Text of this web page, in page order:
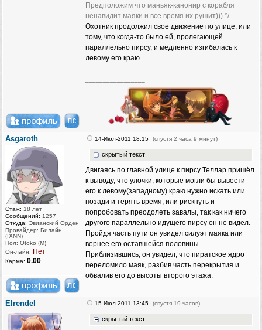
Предположим что маньяк-канонир с корабля
ненавидит маяки и все время их рушит))) */
Охотник продолжил свое движение по улице, или
тому, что когда-то было ей, пролегающей
параллельно пирсу, и медленно изгибалась к
левому его краю.
Asgaroth
Стаж: 18 лет
Сообщений: 1257
Откуда: Эвианский Орден
Провайдер: Билайн
(IXNN)
Пол: Otoko (M)
Он-лайн: Нет
Карма: 0.00
14-Июл-2011 18:15 (спустя 2 часа 9 минут)
скрытый текст
Двигаясь по главной улице к пирсу Теллар пришёл
к выводу, что улочки, которые могли бы вывести
его к левому(западному) краю нужно искать или
позади и терять время, или рискнуть и
попробовать преодолеть завалы, так как ничего
другого параллельно идущего пирсу он не видел.
Пройдя часть пути он увидел силуэт маяка или
вернее его оставшейся половины.
Приблизившись, он увидел, что пиратское ядро
переломило маяк, разбив часть перекрытия и
обвалив его до высоты второго этажа.
Elrendel 15-Июл-2011 13:45 (спустя 19 часов)
скрытый текст